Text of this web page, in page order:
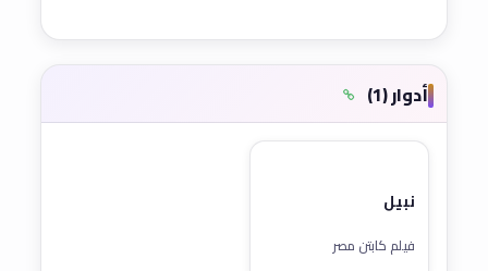
أدوار (1)
نبيل
فيلم كابتن مصر